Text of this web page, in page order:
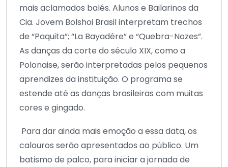
mais aclamados balés. Alunos e Bailarinos da
Cia. Jovem Bolshoi Brasil interpretam trechos
de “Paquita”; “La Bayadére” e “Quebra-Nozes”.
As danças da corte do século XIX, como a
Polonaise, serão interpretadas pelos pequenos
aprendizes da instituição. O programa se
estende até as danças brasileiras com muitas
cores e gingado.
Para dar ainda mais emoção a essa data, os
calouros serão apresentados ao público. Um
batismo de palco, para iniciar a jornada de